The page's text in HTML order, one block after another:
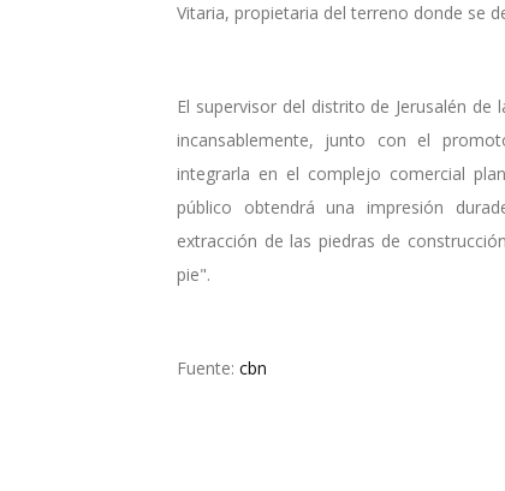
Vitaria, propietaria del terreno donde se
El supervisor del distrito de Jerusalén
incansablemente, junto con el
integrarla en el complejo comercial
público obtendrá una impresión
extracción de las piedras de
pie".
Fuente: cbn